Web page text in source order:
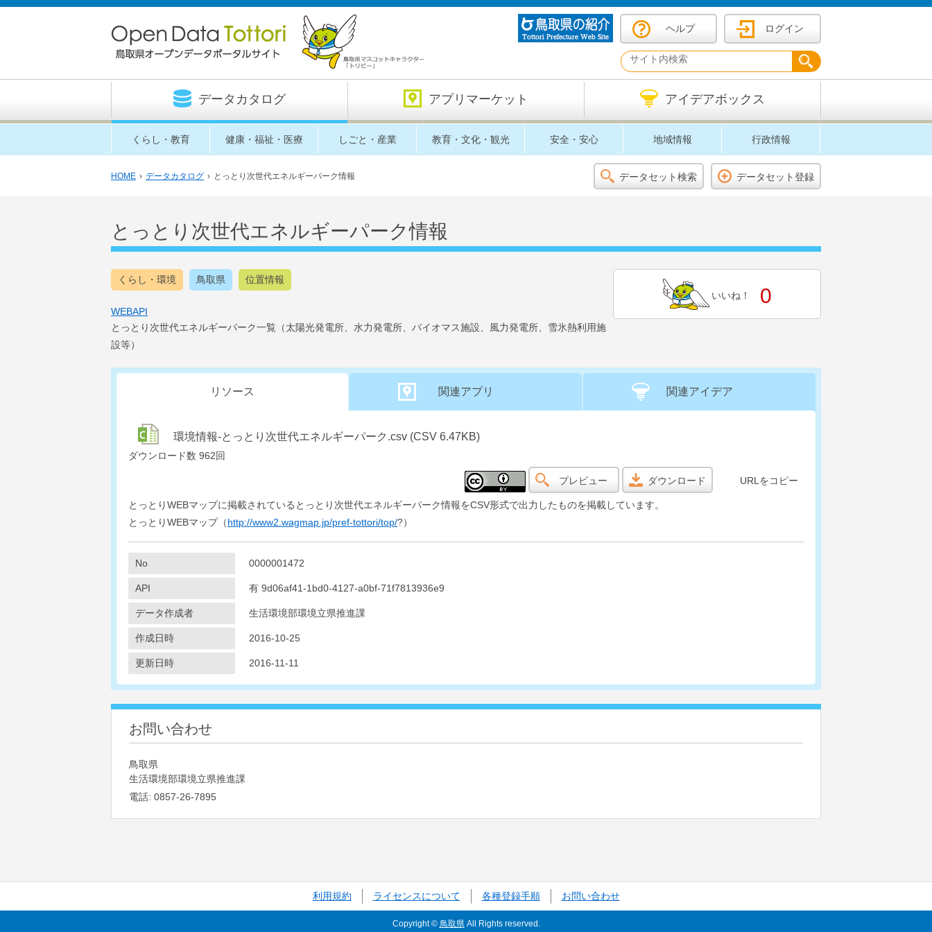
ヘルプ ログイン
データカタログ アプリマーケット アイデアボックス
くらし・教育 健康・福祉・医療 しごと・産業 教育・文化・観光 安全・安心 地域情報 行政情報
HOME › データカタログ › とっとり次世代エネルギーパーク情報 データセット検索 データセット登録
とっとり次世代エネルギーパーク情報
いいね！ 0
くらし・環境 鳥取県 位置情報
WEBAPI
とっとり次世代エネルギーパーク一覧（太陽光発電所、水力発電所、バイオマス施設、風力発電所、雪氷熱利用施
設等）
リソース 関連アプリ 関連アイデア
環境情報-とっとり次世代エネルギーパーク.csv (CSV 6.47KB)
ダウンロード数 962回
プレビュー ダウンロード URLをコピー
とっとりWEBマップに掲載されているとっとり次世代エネルギーパーク情報をCSV形式で出力したものを掲載しています。
とっとりWEBマップ（http://www2.wagmap.jp/pref-tottori/top/?）
No 0000001472
API 有 9d06af41-1bd0-4127-a0bf-71f7813936e9
データ作成者 生活環境部環境立県推進課
作成日時 2016-10-25
更新日時 2016-11-11
お問い合わせ
鳥取県
生活環境部環境立県推進課
電話: 0857-26-7895
利用規約 ライセンスについて 各種登録手順 お問い合わせ
Copyright © 鳥取県All Rights reserved.